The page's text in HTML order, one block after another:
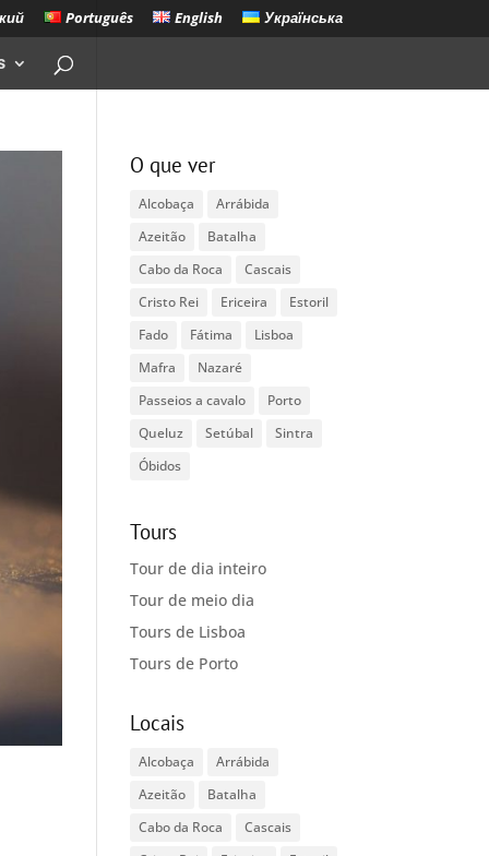
Português English Українська
O que ver
Alcobaça
Arrábida
Azeitão
Batalha
Cabo da Roca
Cascais
Cristo Rei
Ericeira
Estoril
Fado
Fátima
Lisboa
Mafra
Nazaré
Passeios a cavalo
Porto
Queluz
Setúbal
Sintra
Óbidos
Tours
Tour de dia inteiro
Tour de meio dia
Tours de Lisboa
Tours de Porto
Locais
Alcobaça
Arrábida
Azeitão
Batalha
Cabo da Roca
Cascais